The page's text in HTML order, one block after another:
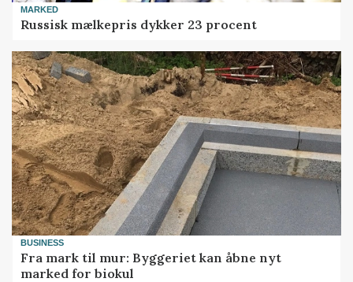
MARKED
Russisk mælkepris dykker 23 procent
BUSINESS
Fra mark til mur: Byggeriet kan åbne nyt
marked for biokul